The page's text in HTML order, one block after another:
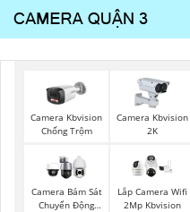
Camera Kbvision
Chống Trộm
Camera Kbvision
2K
Camera Bám Sát
Chuyển Động
Lắp Camera Wifi
2Mp Kbvision